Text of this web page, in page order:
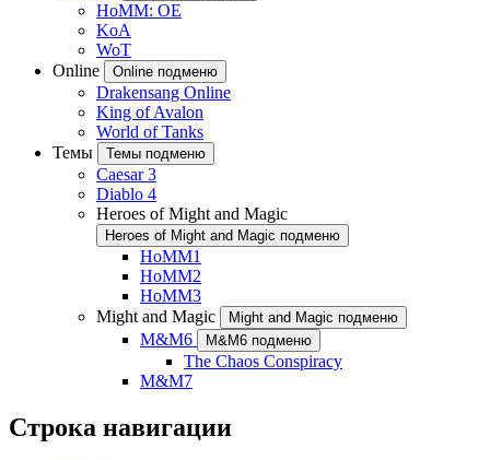
HoMM: OE
KoA
WoT
Online
Online подменю
Drakensang Online
King of Avalon
World of Tanks
Темы
Темы подменю
Caesar 3
Diablo 4
Heroes of Might and Magic
Heroes of Might and Magic подменю
HoMM1
HoMM2
HoMM3
Might and Magic
Might and Magic подменю
M&M6 M&M6 подменю
The Chaos Conspiracy
M&M7
Строка навигации